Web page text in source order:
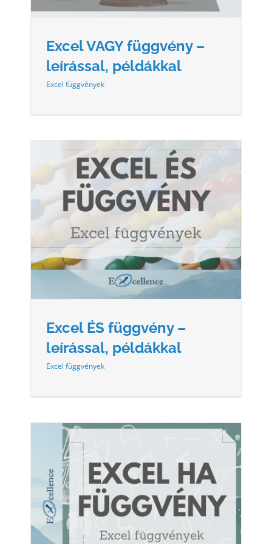
Excel VAGY függvény –
leírással, példákkal
Excel függvények
Excel ÉS függvény –
leírással, példákkal
Excel függvények